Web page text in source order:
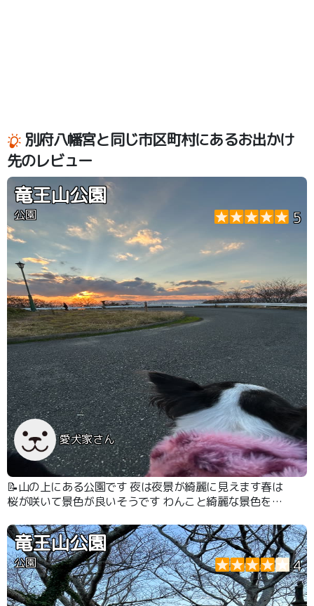
別府八幡宮と同じ市区町村にあるお出かけ
先のレビュー
竜王山公園
公園 5
愛犬家さん
📝山の上にある公園です 夜は夜景が綺麗に見えます春は
桜が咲いて景色が良いそうです わんこと綺麗な景色を見
竜王山公園
公園 4